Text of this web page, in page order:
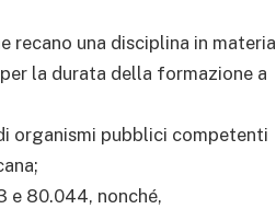
recano una disciplina in materia
la durata della formazione a
organismi pubblici competenti
e 80.044, nonché,